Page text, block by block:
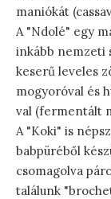
maniókát
A "Ndolé" egy
inkább nemzeti
keserű leveles
mogyoróval és
val (fermentált
A "Koki" is
babpüréből
csomagolva
találunk